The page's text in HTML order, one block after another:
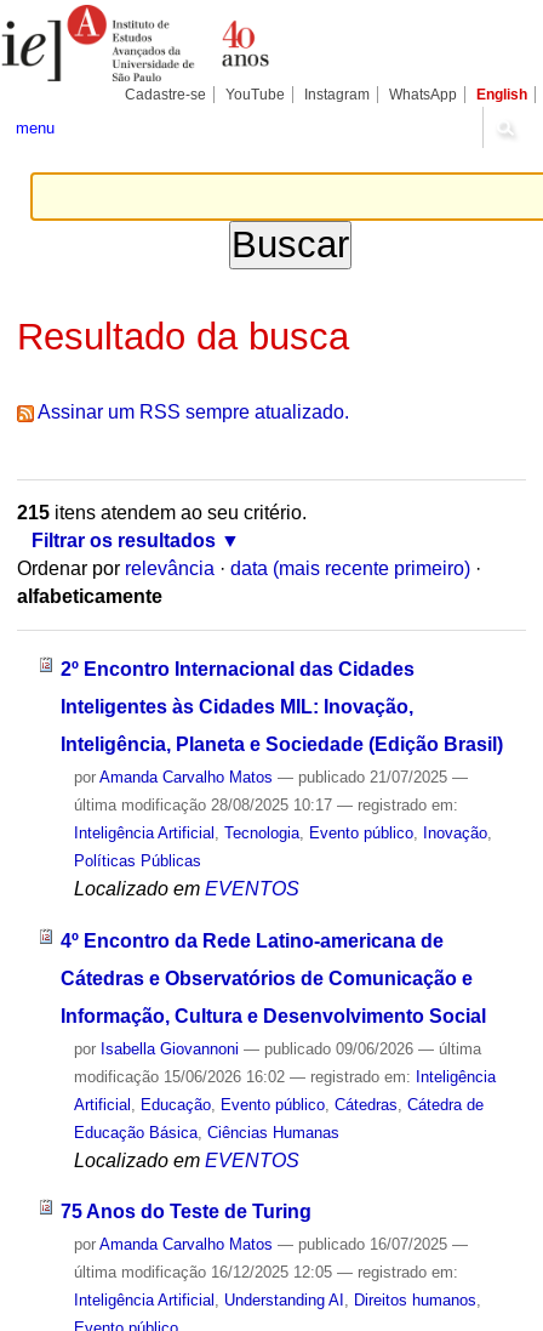
para
conteúdo.
Pessoais
Cadastre-se YouTube Instagram WhatsApp English
menu
Resultado da busca
Assinar um RSS sempre atualizado.
215itens atendem ao seu critério.
Filtrar os resultados
Ordenar por relevância · data (mais recente primeiro) ·
alfabeticamente
2º Encontro Internacional das Cidades
Inteligentes às Cidades MIL: Inovação,
Inteligência, Planeta e Sociedade (Edição Brasil)
por Amanda Carvalho Matos — publicado21/07/2025 —
última modificação28/08/2025 10:17 — registrado em:
Inteligência Artificial
Tecnologia, Evento público, Inovação,
Políticas Públicas
Localizado em EVENTOS
4º Encontro da Rede Latino-americana de
Cátedras e Observatórios de Comunicação e
Informação, Cultura e Desenvolvimento Social
por Isabella Giovannoni — publicado09/06/2026 — última
modificação15/06/2026 16:02 — registrado em: Inteligência
Artificial
Educação, Evento público, Cátedras Cátedra de
Educação Básica, Ciências Humanas
Localizado em EVENTOS
75 Anos do Teste de Turing
por Amanda Carvalho Matos — publicado16/07/2025 —
última modificação16/12/2025 12:05 — registrado em:
Inteligência Artificial , Understanding AI , Direitos humanos,